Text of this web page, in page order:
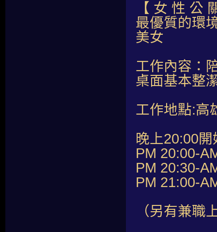
【 女 性 公
最優質的環
美女
工作內容：
桌面基本整
工作地點:高
晚上20:00開
PM 20:00-
PM 20:30-
PM 21:00-
（另有兼職